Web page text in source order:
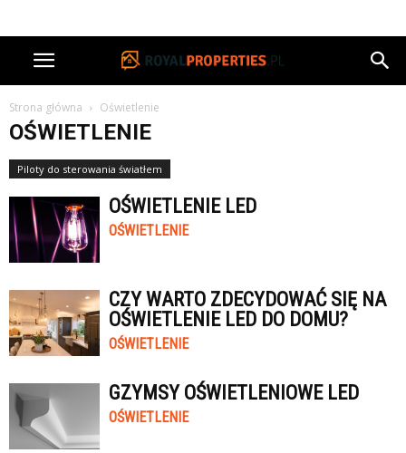
Strona główna Oświetlenie
OŚWIETLENIE
Piloty do sterowania światłem
OŚWIETLENIE LED
OŚWIETLENIE
CZY WARTO ZDECYDOWAĆ SIĘ NA
OŚWIETLENIE LED DO DOMU?
OŚWIETLENIE
GZYMSY OŚWIETLENIOWE LED
OŚWIETLENIE